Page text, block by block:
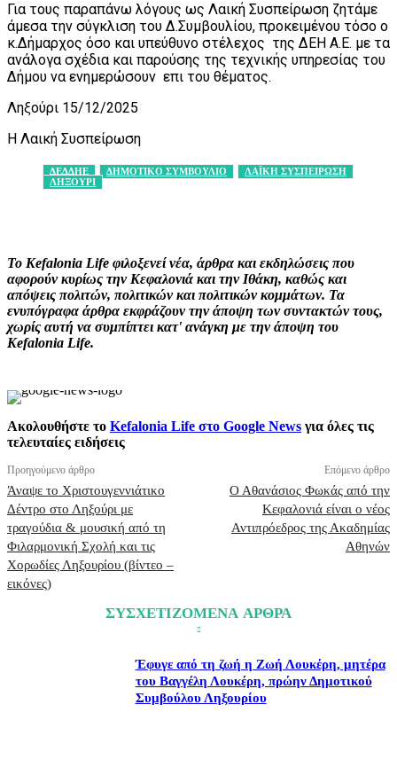
Για τους παραπάνω λόγους ως Λαική Συσπείρωση ζητάμε
άμεσα την σύγκλιση του Δ.Συμβουλίου, προκειμένου τόσο ο
κ.Δήμαρχος όσο και υπεύθυνο στέλεχος της ΔΕΗ Α.Ε. με τα
ανάλογα σχέδια και παρούσης της τεχνικής υπηρεσίας του
Δήμου να ενημερώσουν επι του θέματος.
Ληξούρι 15/12/2025
Η Λαική Συσπείρωση
ΔΕΔΔΗΕ ΔΗΜΟΤΙΚΟ ΣΥΜΒΟΥΛΙΟ
ΛΑΪΚΗ ΣΥΣΠΕΙΡΩΣΗ
ΛΗΞΟΥΡΙ
Το Kefalonia Life φιλοξενεί νέα, άρθρα και εκδηλώσεις που
αφορούν κυρίως την Κεφαλονιά και την Ιθάκη, καθώς και
απόψεις πολιτών, πολιτικών και πολιτικών κομμάτων. Τα
ενυπόγραφα άρθρα εκφράζουν την άποψη των συντακτών τους,
χωρίς αυτή να συμπίπτει κατ' ανάγκη με την άποψη του
Kefalonia Life.
Ακολουθήστε το Kefalonia Life στο Google News για όλες τις
τελευταίες ειδήσεις
Προηγούμενο άρθρο
Άναψε το Χριστουγεννιάτικο
Δέντρο στο Ληξούρι με
τραγούδια & μουσική από τη
Φιλαρμονική Σχολή και τις
Χορωδίες Ληξουρίου (βίντεο –
εικόνες)
Επόμενο άρθρο
Ο Αθανάσιος Φωκάς από την
Κεφαλονιά είναι ο νέος
Αντιπρόεδρος της Ακαδημίας
Αθηνών
ΣΥΣΧΕΤΙΖΟΜΕΝΑ ΑΡΘΡΑ
Έφυγε από τη ζωή η Ζωή Λουκέρη, μητέρα
του Βαγγέλη Λουκέρη, πρώην Δημοτικού
Συμβούλου Ληξουρίου